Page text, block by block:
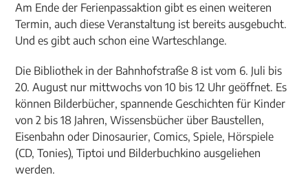
Am Ende der Ferienpassaktion gibt es einen weiteren
Termin, auch diese Veranstaltung ist bereits ausgebucht.
Und es gibt auch schon eine Warteschlange.
Die Bibliothek in der Bahnhofstraße 8 ist vom 6. Juli bis
20. August nur mittwochs von 10 bis 12 Uhr geöffnet. Es
können Bilderbücher, spannende Geschichten für Kinder
von 2 bis 18 Jahren, Wissensbücher über Baustellen,
Eisenbahn oder Dinosaurier, Comics, Spiele, Hörspiele
(CD, Tonies), Tiptoi und Bilderbuchkino ausgeliehen
werden.